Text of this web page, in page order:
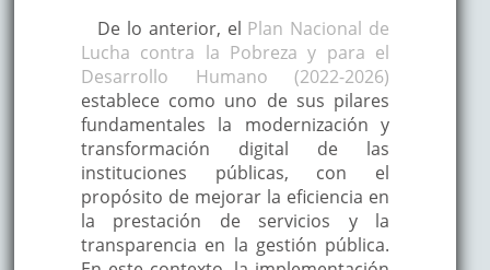
De lo anterior, el Plan Nacional de
Lucha contra la Pobreza y para el
Desarrollo Humano (2022-2026)
establece como uno de sus pilares
fundamentales la modernización y
transformación digital de las
instituciones públicas, con el
propósito de mejorar la eficiencia en
la prestación de servicios y la
transparencia en la gestión pública.